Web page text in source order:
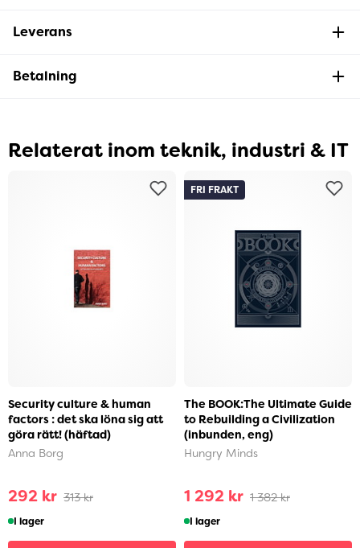
Leverans
Betalning
Relaterat inom teknik, industri & IT
Security culture & human
factors : det ska löna sig att
göra rätt! (häftad)
Anna Borg
292 kr 313 kr
I lager
The BOOK:The Ultimate Guide
to Rebuilding a Civilization
(inbunden, eng)
Hungry Minds
1 292 kr 1 382 kr
FRI FRAKT
I lager